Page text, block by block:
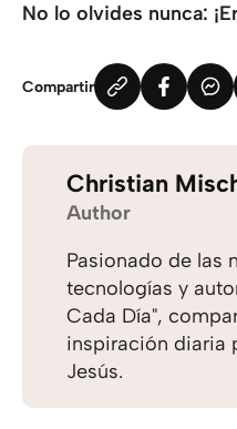
No lo olvides nunca:
Compartir
Christian
Author
Pasionado de las
tecnologías y
Cada Día",
inspiración diaria
Jesús.